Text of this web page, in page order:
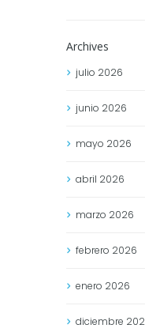
Archives
julio 2026
junio 2026
mayo 2026
abril 2026
marzo 2026
febrero 2026
enero 2026
diciembre